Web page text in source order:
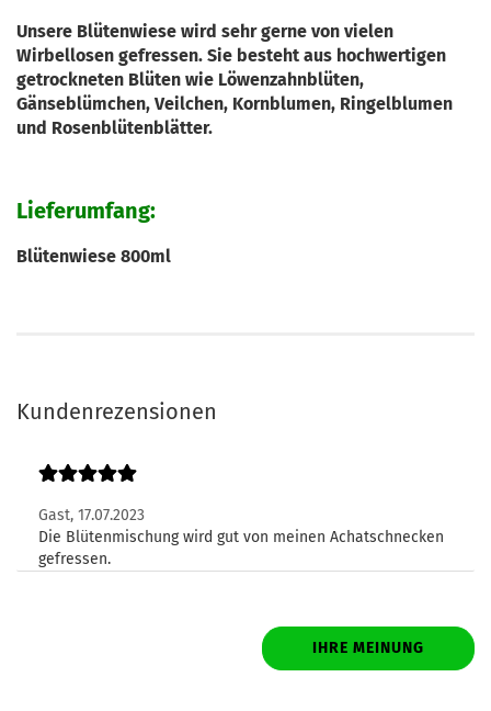
Unsere Blütenwiese wird sehr gerne von vielen
Wirbellosen gefressen. Sie besteht aus hochwertigen
getrockneten Blüten wie Löwenzahnblüten,
Gänseblümchen, Veilchen, Kornblumen, Ringelblumen
und Rosenblütenblätter.
Lieferumfang:
Blütenwiese 800ml
Kundenrezensionen
Gast, 17.07.2023
Die Blütenmischung wird gut von meinen Achatschnecken
gefressen.
IHRE MEINUNG